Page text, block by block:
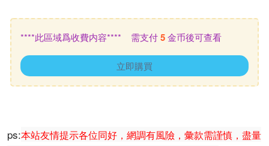
****此區域爲收費内容**** 需支付5金币後可查看
立即購買
ps:本站友情提示各位同好，網調有風險，彙款需謹慎，盡量